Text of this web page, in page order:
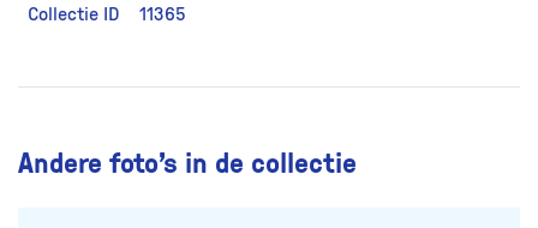
Collectie ID
11365
Andere foto’s in de collectie